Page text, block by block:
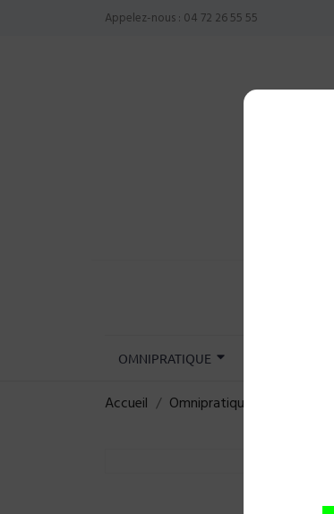
Appelez-nous : 04 72 26 55 55
OMNIPRATIQUE
Accueil Omnipratique